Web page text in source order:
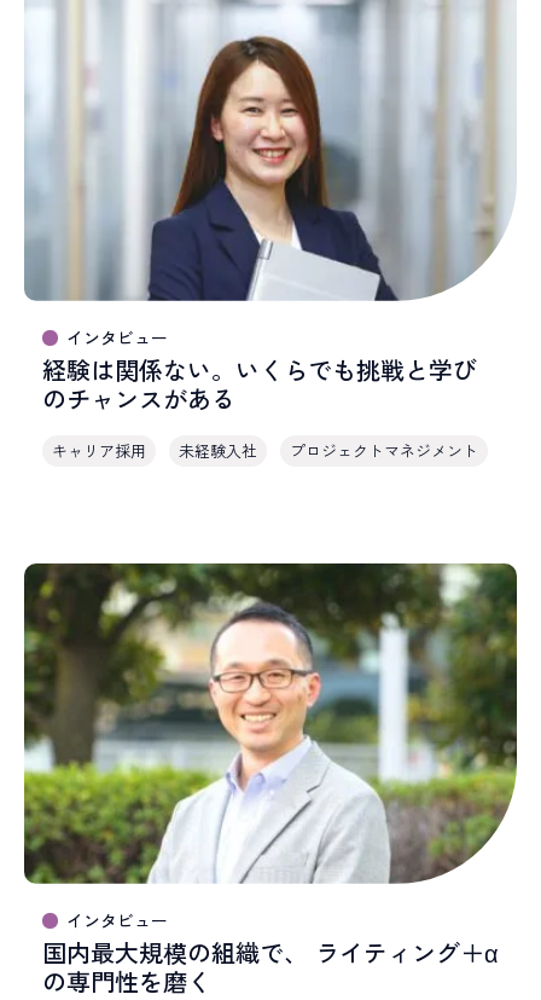
インタビュー
経験は関係ない。いくらでも挑戦と学び
のチャンスがある
キャリア採用 未経験入社 プロジェクトマネジメント
インタビュー
国内最大規模の組織で、 ライティング＋α
の専門性を磨く